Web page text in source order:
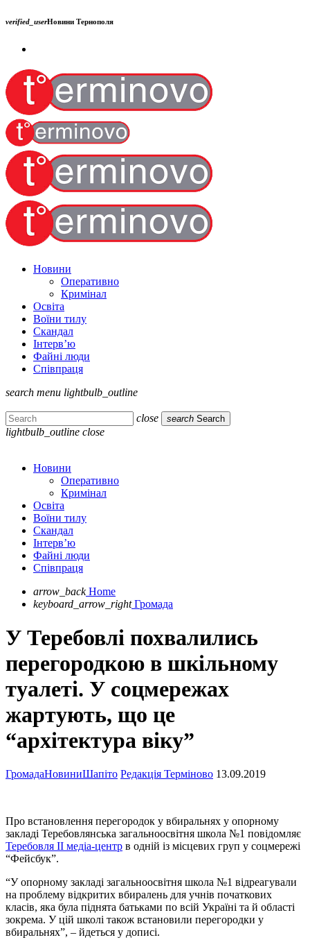
verified_userНовини Тернополя
Новини
Оперативно
Кримінал
Освіта
Воїни тилу
Скандал
Інтерв’ю
Файні люди
Співпраця
search menu lightbulb_outline
close search Search
lightbulb_outline close
Новини
Оперативно
Кримінал
Освіта
Воїни тилу
Скандал
Інтерв’ю
Файні люди
Співпраця
arrow_back Home
keyboard_arrow_right Громада
У Теребовлі похвалились
перегородкою в шкільному
туалеті. У соцмережах
жартують, що це
“архітектура віку”
ГромадаНовиниШапіто Редакція Терміново 13.09.2019
Про встановлення перегородок у вбиральнях у опорному
закладі Теребовлянська загальноосвітня школа №1 повідомляє
Теребовля ІІ медіа-центр в одній із місцевих груп у соцмережі
“Фейсбук”.
“У опорному закладі загальноосвітня школа №1 відреагували
на проблему відкритих вбиралень для учнів початкових
класів, яка була піднята батьками по всій Україні та й області
зокрема. У цій школі також встановили перегородки у
вбиральнях”, – йдеться у дописі.